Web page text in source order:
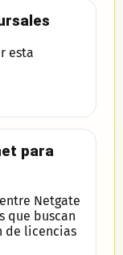
esta
para
Netgate
que buscan
de licencias